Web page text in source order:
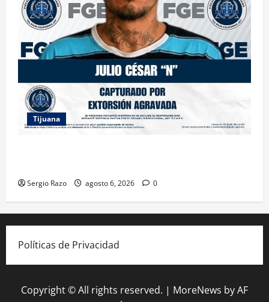
Tijuana
Sergio Razo agosto 6, 2026 0
Políticas de Privacidad
Copyright © All rights reserved. | MoreNews by AF